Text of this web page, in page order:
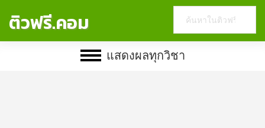
ติวฟรี.คอม
website
แสดงผลทุกวิชา